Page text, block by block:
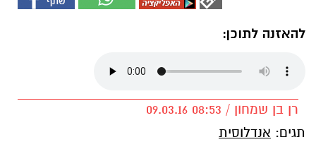
להאזנה לתוכן:
רן בן שמחון / 08:53 09.03.16
תגים: אנדלוסית